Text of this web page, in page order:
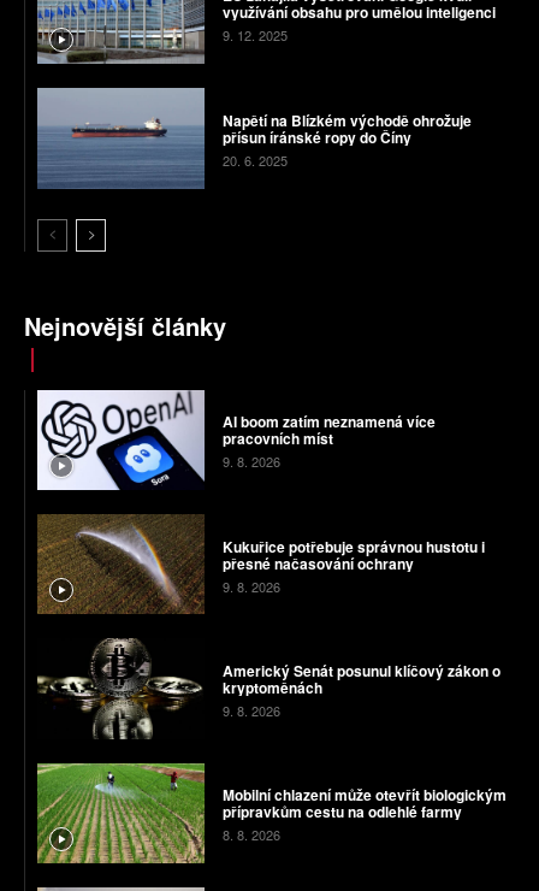
využívání obsahu pro umělou inteligenci
9. 12. 2025
Napětí na Blízkém východě ohrožuje
přísun íránské ropy do Číny
20. 6. 2025
Nejnovější články
AI boom zatím neznamená více
pracovních míst
9. 8. 2026
Kukuřice potřebuje správnou hustotu i
přesné načasování ochrany
9. 8. 2026
Americký Senát posunul klíčový zákon o
kryptoměnách
9. 8. 2026
Mobilní chlazení může otevřít biologickým
přípravkům cestu na odlehlé farmy
8. 8. 2026